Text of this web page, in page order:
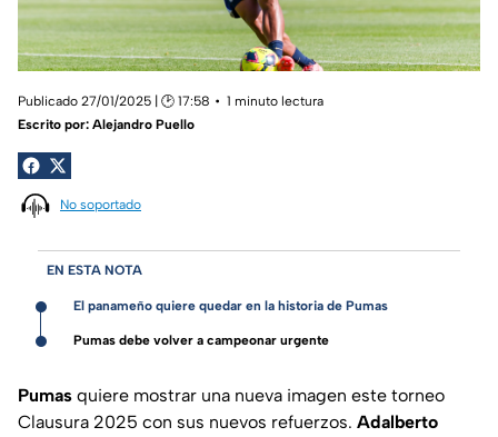
Publicado 27/01/2025 | 🕑 17:58
1 minuto lectura
Escrito por: Alejandro Puello
No soportado
EN ESTA NOTA
El panameño quiere quedar en la historia de Pumas
Pumas debe volver a campeonar urgente
Pumas quiere mostrar una nueva imagen este torneo
Clausura 2025 con sus nuevos refuerzos. Adalberto